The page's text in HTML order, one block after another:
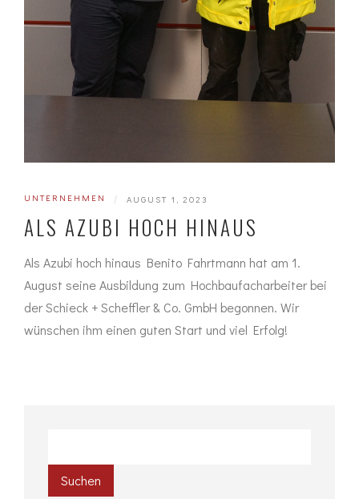
UNTERNEHMEN | AUGUST 1, 2023
ALS AZUBI HOCH HINAUS
Als Azubi hoch hinaus Benito Fahrtmann hat am 1.
August seine Ausbildung zum Hochbaufacharbeiter bei
der Schieck + Scheffler & Co. GmbH begonnen. Wir
wünschen ihm einen guten Start und viel Erfolg!
Suchen